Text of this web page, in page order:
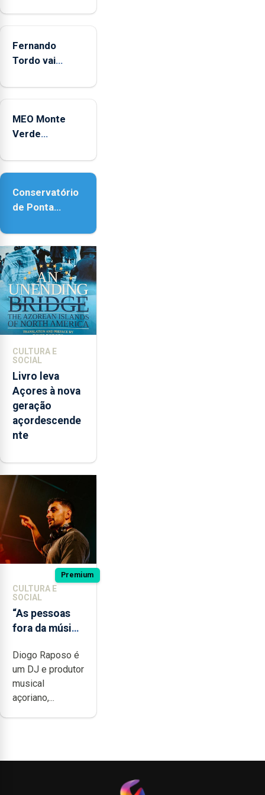
Fernando
Tordo vai
anos de
Coliseu
Micaelense
MEO Monte
Verde
reforço da
Conservatório
de Ponta
contar com
novos
instrumentos
CULTURA E
SOCIAL
Livro leva
Açores à nova
geração
açordescende
nte
Premium
CULTURA E
SOCIAL
“As pessoas
fora da música
noção do quão
difícil é
produzir uma
música”
Diogo Raposo é
um DJ e produtor
musical
açoriano,...